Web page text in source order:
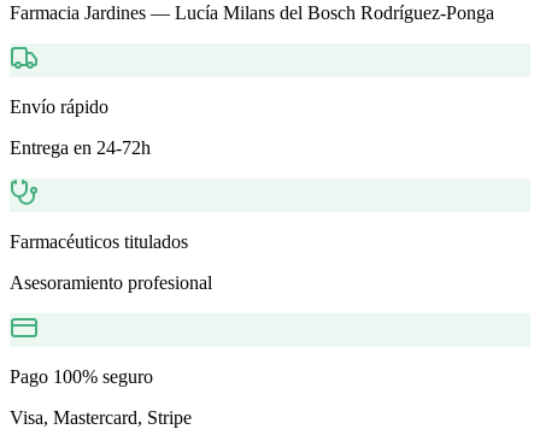
Farmacia Jardines — Lucía Milans del Bosch Rodríguez-Ponga
Envío rápido
Entrega en 24-72h
Farmacéuticos titulados
Asesoramiento profesional
Pago 100% seguro
Visa, Mastercard, Stripe